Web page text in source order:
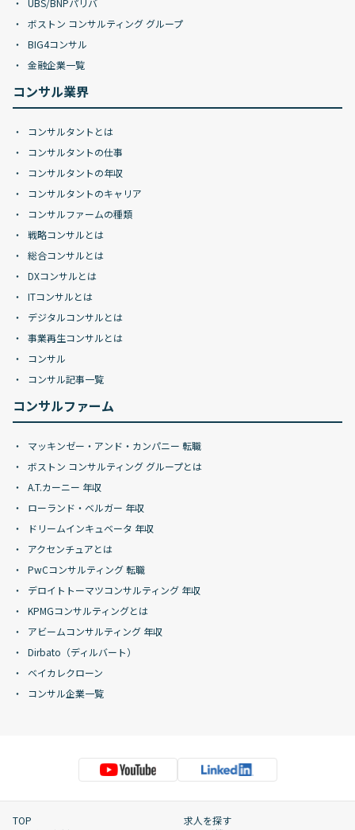
UBS/BNPパリバ
ボストン コンサルティング グループ
BIG4コンサル
金融企業一覧
コンサル業界
コンサルタントとは
コンサルタントの仕事
コンサルタントの年収
コンサルタントのキャリア
コンサルファームの種類
戦略コンサルとは
総合コンサルとは
DXコンサルとは
ITコンサルとは
デジタルコンサルとは
事業再生コンサルとは
コンサル
コンサル記事一覧
コンサルファーム
マッキンゼー・アンド・カンパニー 転職
ボストン コンサルティング グループとは
A.T.カーニー 年収
ローランド・ベルガー 年収
ドリームインキュベータ 年収
アクセンチュアとは
PwCコンサルティング 転職
デロイトトーマツコンサルティング 年収
KPMGコンサルティングとは
アビームコンサルティング 年収
Dirbato（ディルバート）
ベイカレクローン
コンサル企業一覧
TOP
求人を探す